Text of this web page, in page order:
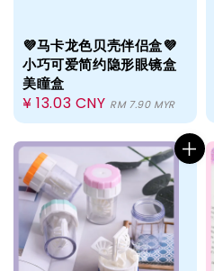
💜马卡龙色贝壳伴侣盒💜
小巧可爱简约隐形眼镜盒
美瞳盒
Regular
price
¥ 13.03 CNY RM 7.90 MYR